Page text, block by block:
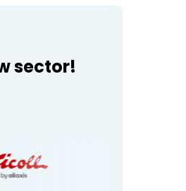
sector!